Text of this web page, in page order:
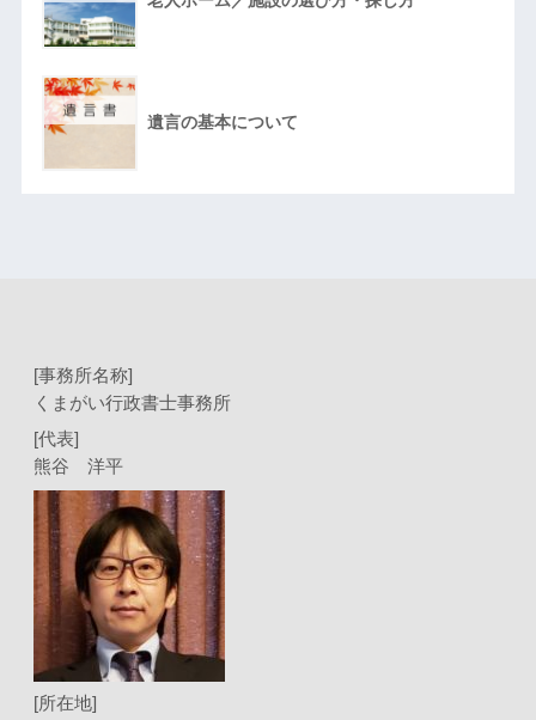
遺言の基本について
[事務所名称]
くまがい行政書士事務所
[代表]
熊谷 洋平
[所在地]